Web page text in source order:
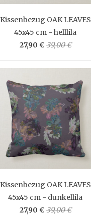
Kissenbezug OAK LEAVES
45x45 cm - helllila
27,90 €39,00 €
Kissenbezug OAK LEAVES
45x45 cm - dunkellila
27,90 €39,00 €